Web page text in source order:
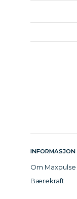
INFORMASJON
Om Maxpulse
Bærekraft